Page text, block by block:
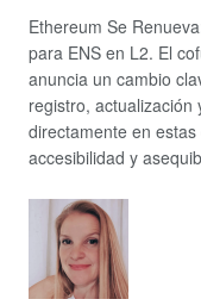
Ethereum Se
para ENS en L2. El
anuncia un cambio
registro, actualización
directamente en
accesibilidad y